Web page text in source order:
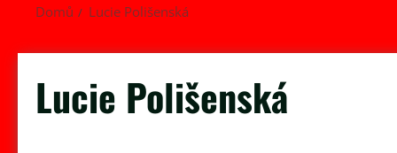
Domů Lucie Polišenská
Lucie Polišenská